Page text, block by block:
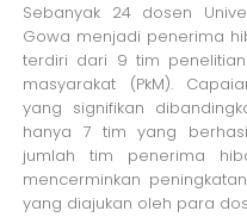
Sebanyak 24 dosen
Gowa menjadi penerima
terdiri dari 9 tim
masyarakat (PkM).
yang signifikan
hanya 7 tim yang
jumlah tim penerima
mencerminkan
yang diajukan oleh para